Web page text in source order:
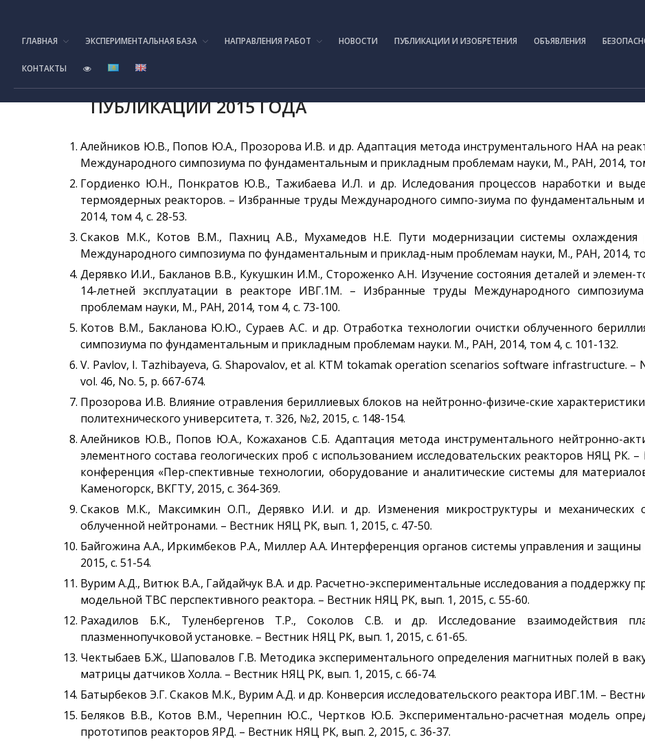
ГЛАВНАЯ ЭКСПЕРИМЕНТАЛЬНАЯ БАЗА НАПРАВЛЕНИЯ РАБОТ НОВОСТИ ПУБЛИКАЦИИ И ИЗОБРЕТЕНИЯ ОБЪЯВЛЕНИЯ
КОНТАКТЫ
ПУБЛИКАЦИИ 2015 ГОДА
Алейников Ю.В., Попов Ю.А., Прозорова И.В. и др. Адаптация метода инструментального НАА на
Международного симпозиума по фундаментальным и прикладным проблемам науки, М., РАН, 2014,
Гордиенко Ю.Н., Понкратов Ю.В., Тажибаева И.Л. и др. Иследования процессов наработки и
термоядерных реакторов. – Избранные труды Международного симпо-зиума по фундаментальным
2014, том 4, с. 28-53.
Скаков М.К., Котов В.М., Пахниц А.В., Мухамедов Н.Е. Пути модернизации системы
Международного симпозиума по фундаментальным и приклад-ным проблемам науки, М., РАН, 2014,
Дерявко И.И., Бакланов В.В., Кукушкин И.М., Стороженко А.Н. Изучение состояния деталей и элемен-
14-летней эксплуатации в реакторе ИВГ.1М. – Избранные труды Международного
проблемам науки, М., РАН, 2014, том 4, с. 73-100.
Котов В.М., Бакланова Ю.Ю., Сураев А.С. и др. Отработка технологии очистки облученного
симпозиума по фундаментальным и прикладным проблемам науки. М., РАН, 2014, том 4, с. 101-132.
V. Pavlov, I. Tazhibayeva, G. Shapovalov, et al. KTM tokamak operation scenarios software infrastructure. –
vol. 46, No. 5, р. 667-674.
Прозорова И.В. Влияние отравления бериллиевых блоков на нейтронно-физиче-ские
политехнического университета, т. 326, №2, 2015, с. 148-154.
Алейников Ю.В., Попов Ю.А., Кожаханов С.Б. Адаптация метода инструментального нейтронно-
элементного состава геологических проб с использованием исследовательских реакторов НЯЦ
конференция «Пер-спективные технологии, оборудование и аналитические системы для
Каменогорск, ВКГТУ, 2015, с. 364-369.
Скаков М.К., Максимкин О.П., Дерявко И.И. и др. Изменения микроструктуры и механических
облученной нейтронами. – Вестник НЯЦ РК, вып. 1, 2015, с. 47-50.
Байгожина А.А., Иркимбеков Р.А., Миллер А.А. Интерференция органов системы управления и
2015, с. 51-54.
Вурим А.Д., Витюк В.А., Гайдайчук В.А. и др. Расчетно-экспериментальные исследования а поддержку
модельной ТВС перспективного реактора. – Вестник НЯЦ РК, вып. 1, 2015, с. 55-60.
Рахадилов Б.К., Туленбергенов Т.Р., Соколов С.В. и др. Исследование взаимодействия
плазменнопучковой установке. – Вестник НЯЦ РК, вып. 1, 2015, с. 61-65.
Чектыбаев Б.Ж., Шаповалов Г.В. Методика экспериментального определения магнитных полей в
матрицы датчиков Холла. – Вестник НЯЦ РК, вып. 1, 2015, с. 66-74.
Батырбеков Э.Г. Скаков М.К., Вурим А.Д. и др. Конверсия исследовательского реактора ИВГ.1М. –
Беляков В.В., Котов В.М., Черепнин Ю.С., Чертков Ю.Б. Экспериментально-расчетная модель
прототипов реакторов ЯРД. – Вестник НЯЦ РК, вып. 2, 2015, с. 36-37.